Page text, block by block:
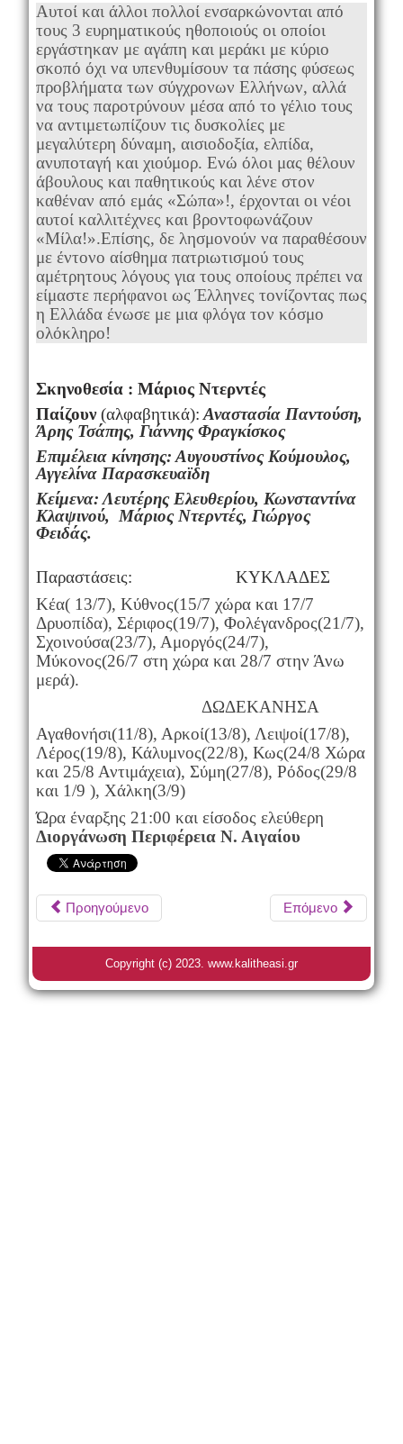
Αυτοί και άλλοι πολλοί ενσαρκώνονται από
τους 3 ευρηματικούς ηθοποιούς οι οποίοι
εργάστηκαν με αγάπη και μεράκι με κύριο
σκοπό όχι να υπενθυμίσουν τα πάσης φύσεως
προβλήματα των σύγχρονων Ελλήνων, αλλά
να τους παροτρύνουν μέσα από το γέλιο τους
να αντιμετωπίζουν τις δυσκολίες με
μεγαλύτερη δύναμη, αισιοδοξία, ελπίδα,
ανυποταγή και χιούμορ. Ενώ όλοι μας θέλουν
άβουλους και παθητικούς και λένε στον
καθέναν από εμάς «Σώπα»!, έρχονται οι νέοι
αυτοί καλλιτέχνες και βροντοφωνάζουν
«Μίλα!».Επίσης, δε λησμονούν να παραθέσουν
με έντονο αίσθημα πατριωτισμού τους
αμέτρητους λόγους για τους οποίους πρέπει να
είμαστε περήφανοι ως Έλληνες τονίζοντας πως
η Ελλάδα ένωσε με μια φλόγα τον κόσμο
ολόκληρο!
Σκηνοθεσία : Μάριος Ντερντές
Παίζουν(αλφαβητικά): Αναστασία Παντούση,
Άρης Τσάπης, Γιάννης Φραγκίσκος
Επιμέλεια κίνησης: Αυγουστίνος Κούμουλος,
Αγγελίνα Παρασκευαϊδη
Κείμενα: Λευτέρης Ελευθερίου, Κωνσταντίνα
Κλαψινού, Μάριος Ντερντές, Γιώργος
Φειδάς.
Παραστάσεις: ΚΥΚΛΑΔΕΣ
Κέα( 13/7), Κύθνος(15/7 χώρα και 17/7
Δρυοπίδα), Σέριφος(19/7), Φολέγανδρος(21/7),
Σχοινούσα(23/7), Αμοργός(24/7),
Μύκονος(26/7 στη χώρα και 28/7 στην Άνω
μερά).
ΔΩΔΕΚΑΝΗΣΑ
Αγαθονήσι(11/8), Αρκοί(13/8), Λειψοί(17/8),
Λέρος(19/8), Κάλυμνος(22/8), Κως(24/8 Χώρα
και 25/8 Αντιμάχεια), Σύμη(27/8), Ρόδος(29/8
και 1/9 ), Χάλκη(3/9)
Ώρα έναρξης 21:00 και είσοδος ελεύθερη
Διοργάνωση Περιφέρεια Ν. Αιγαίου
Προηγούμενο Επόμενο
Copyright (c) 2023. www.kalitheasi.gr